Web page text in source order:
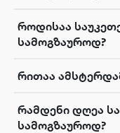
როდისაა
სამოგზაუროდ?
რითაა
რამდენი დღეა
სამოგზაუროდ?